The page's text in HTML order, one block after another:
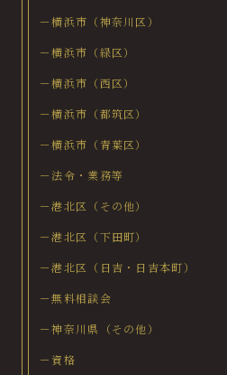
－横浜市（神奈川区）
－横浜市（緑区）
－横浜市（西区）
－横浜市（都筑区）
－横浜市（青葉区）
－法令・業務等
－港北区（その他）
－港北区（下田町）
－港北区（日吉・日吉本町）
－無料相談会
－神奈川県（その他）
－資格